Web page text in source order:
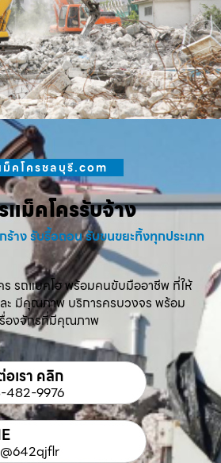
ม็คโครชลบุรี.com
แม็คโครรับจ้าง
ร้าง รับรื้อถอน รับขนขยะทิ้งทุกประเภท
ร รถแบคโฮ พร้อมคนขับมืออาชีพ ที่ให้
ะ มีคุณภาพ บริการครบวงจร พร้อม
รื่องจักรที่มีคุณภาพ
เรา คลิก
482-9976